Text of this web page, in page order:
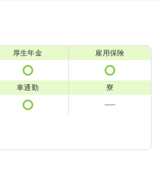
厚生年金 雇用保険
車通勤 寮